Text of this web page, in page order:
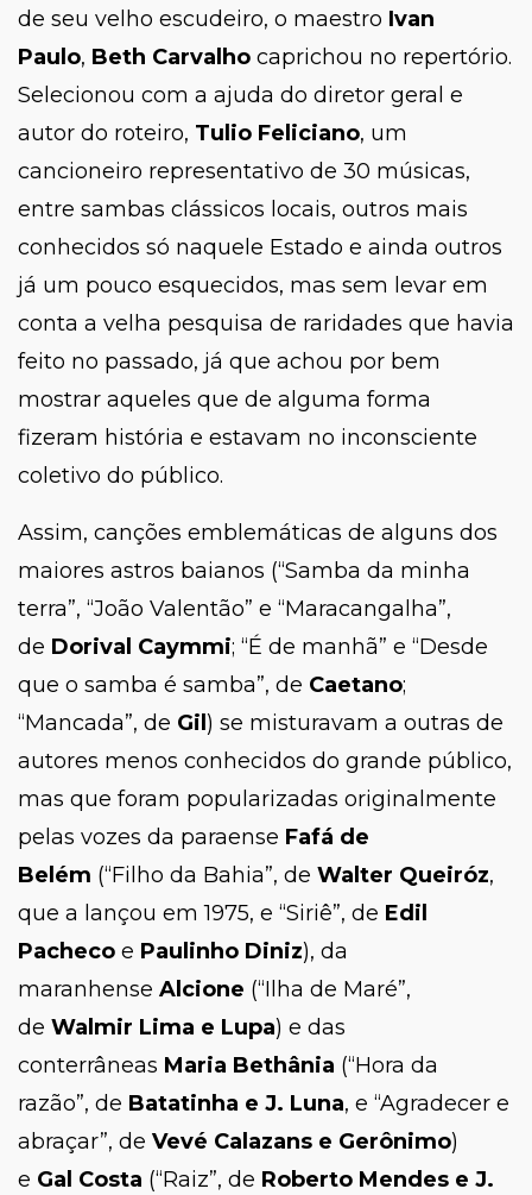
de seu velho escudeiro, o maestro Ivan
Paulo, Beth Carvalho caprichou no repertório.
Selecionou com a ajuda do diretor geral e
autor do roteiro, Tulio Feliciano, um
cancioneiro representativo de 30 músicas,
entre sambas clássicos locais, outros mais
conhecidos só naquele Estado e ainda outros
já um pouco esquecidos, mas sem levar em
conta a velha pesquisa de raridades que havia
feito no passado, já que achou por bem
mostrar aqueles que de alguma forma
fizeram história e estavam no inconsciente
coletivo do público.
Assim, canções emblemáticas de alguns dos
maiores astros baianos (“Samba da minha
terra”, “João Valentão” e “Maracangalha”,
de Dorival Caymmi; “É de manhã” e “Desde
que o samba é samba”, de Caetano;
“Mancada”, de Gil ) se misturavam a outras de
autores menos conhecidos do grande público,
mas que foram popularizadas originalmente
pelas vozes da paraense Fafá de
Belém (“Filho da Bahia”, de Walter Queiróz,
que a lançou em 1975, e “Siriê”, de Edil
Pacheco e Paulinho Diniz), da
maranhense Alcione (“Ilha de Maré”,
de Walmir Lima e Lupa) e das
conterrâneas Maria Bethânia (“Hora da
razão”, de Batatinha e J. Luna, e “Agradecer e
abraçar”, de Vevé Calazans e Gerônimo)
e Gal Costa (“Raiz”, de Roberto Mendes e J.